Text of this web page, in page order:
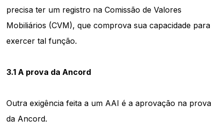
precisa ter um registro na Comissão de Valores
Mobiliários (CVM), que comprova sua capacidade para
exercer tal função.
3.1 A prova da Ancord
Outra exigência feita a um AAI é a aprovação na prova
da Ancord.